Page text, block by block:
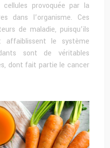
provoquée par la
dans l’organisme. Ces
de maladie, puisqu’ils
affaiblissent le système
sont de véritables
dont fait partie le cancer